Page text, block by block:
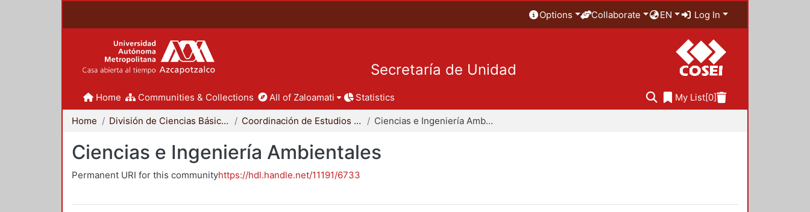
Options Collaborate EN Log In
Secretaría de Unidad
Home Communities & Collections All of Zaloamati Statistics My List[0]
Home División de Ciencias Básicas e Ingeniería Coordinación de Estudios de Posgrado - CBI Ciencias e Ingeniería Ambientales
Ciencias e Ingeniería Ambientales
Permanent URI for this communityhttps://hdl.handle.net/11191/6733